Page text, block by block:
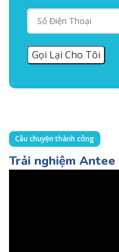
Câu chuyện thành công
Trải nghiệm Antee